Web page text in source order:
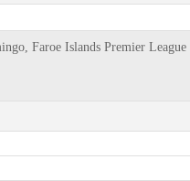
Faroe Islands Premier League